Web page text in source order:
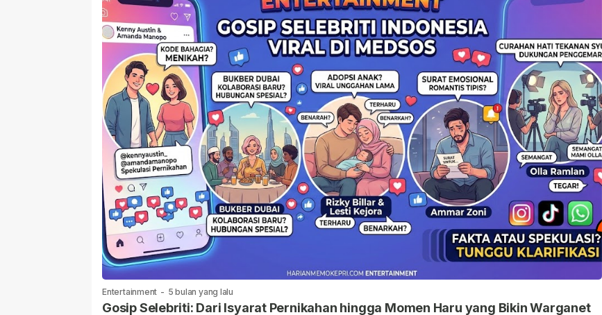
Entertainment - 5 bulan yang lalu
Gosip Selebriti: Dari Isyarat Pernikahan hingga Momen Haru yang Bikin Warganet